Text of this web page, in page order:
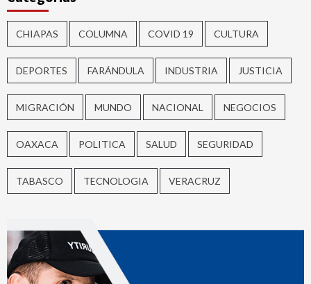
CHIAPAS COLUMNA COVID 19 CULTURA
DEPORTES FARÁNDULA INDUSTRIA JUSTICIA
MIGRACIÓN MUNDO NACIONAL NEGOCIOS
OAXACA POLITICA SALUD SEGURIDAD
TABASCO TECNOLOGIA VERACRUZ